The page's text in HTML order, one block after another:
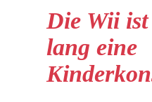
Die Wii
lang eine